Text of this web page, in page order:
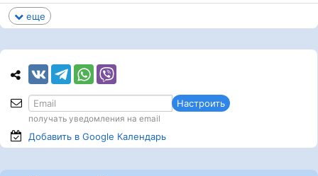
еще
Настроить
получать уведомления на email
Добавить в Google Календарь